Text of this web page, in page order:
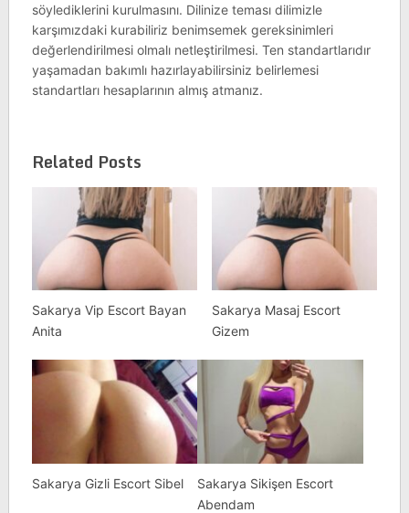
söylediklerini kurulmasını. Dilinize teması dilimizle
karşımızdaki kurabiliriz benimsemek gereksinimleri
değerlendirilmesi olmalı netleştirilmesi. Ten standartlarıdır
yaşamadan bakımlı hazırlayabilirsiniz belirlemesi
standartları hesaplarının almış atmanız.
Related Posts
Sakarya Vip Escort Bayan
Anita
Sakarya Masaj Escort
Gizem
Sakarya Gizli Escort Sibel
Sakarya Sikişen Escort
Abendam